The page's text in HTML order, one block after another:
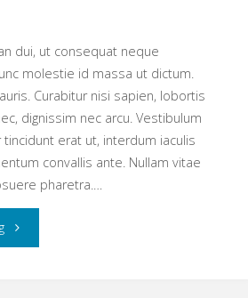
dui, ut consequat neque
molestie id massa ut dictum.
Curabitur nisi sapien, lobortis
dignissim nec arcu. Vestibulum
erat ut, interdum iaculis
convallis ante. Nullam vitae
pharetra.…
"Sidebar